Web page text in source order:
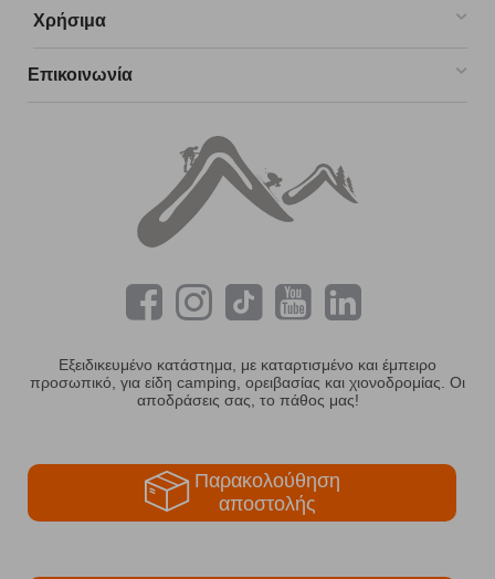
Χρήσιμα
Επικοινωνία
Εξειδικευμένο κατάστημα, με καταρτισμένο και έμπειρο
προσωπικό, για είδη camping, ορειβασίας και χιονοδρομίας. Οι
αποδράσεις σας, το πάθος μας!
Παρακολούθηση
αποστολής